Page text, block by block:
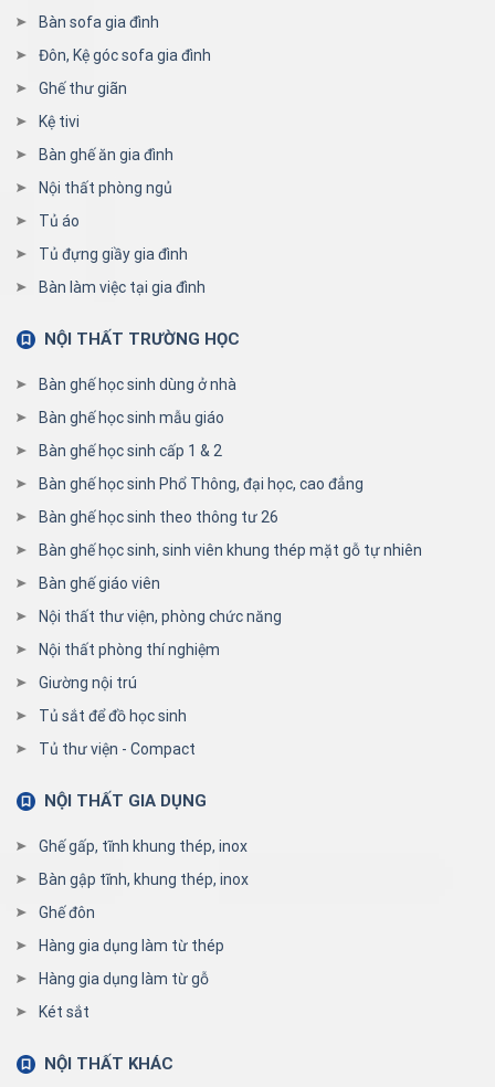
Bàn sofa gia đình
Đôn, Kệ góc sofa gia đình
Ghế thư giãn
Kệ tivi
Bàn ghế ăn gia đình
Nội thất phòng ngủ
Tủ áo
Tủ đựng giầy gia đình
Bàn làm việc tại gia đình
NỘI THẤT TRƯỜNG HỌC
Bàn ghế học sinh dùng ở nhà
Bàn ghế học sinh mẫu giáo
Bàn ghế học sinh cấp 1 & 2
Bàn ghế học sinh Phổ Thông, đại học, cao đẳng
Bàn ghế học sinh theo thông tư 26
Bàn ghế học sinh, sinh viên khung thép mặt gỗ tự nhiên
Bàn ghế giáo viên
Nội thất thư viện, phòng chức năng
Nội thất phòng thí nghiệm
Giường nội trú
Tủ sắt để đồ học sinh
Tủ thư viện - Compact
NỘI THẤT GIA DỤNG
Ghế gấp, tĩnh khung thép, inox
Bàn gập tĩnh, khung thép, inox
Ghế đôn
Hàng gia dụng làm từ thép
Hàng gia dụng làm từ gỗ
Két sắt
NỘI THẤT KHÁC